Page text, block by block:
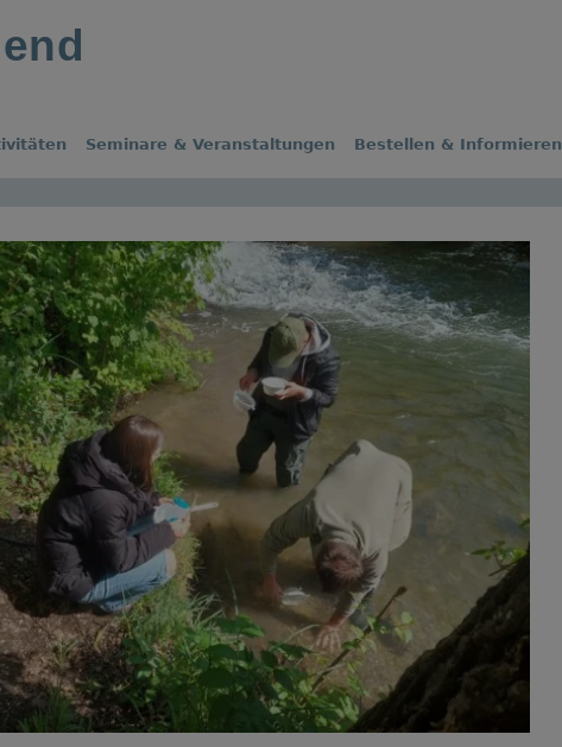
Seminare & Veranstaltungen Bestellen & Informieren